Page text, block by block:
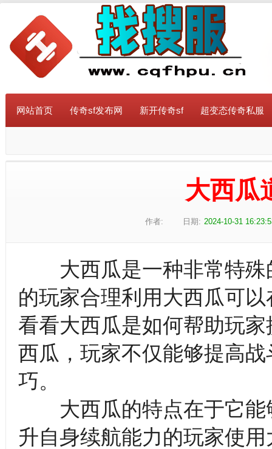
网站首页 传奇sf发布网 新开传奇sf 超变态传奇私服
大西瓜
作者: 日期: 2024-10-31
大西瓜是一种非常特殊
的玩家合理利用大西瓜可
看看大西瓜是如何帮助玩
西瓜，玩家不仅能够提高
巧。
大西瓜的特点在于它能
升自身续航能力的玩家使